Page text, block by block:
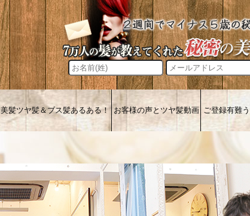
美髪ツヤ髪＆ブス髪あるある！
ツヤ髪あるある！
ブス髪あるある！
お客様の声とツヤ髪動画 ご登録有難